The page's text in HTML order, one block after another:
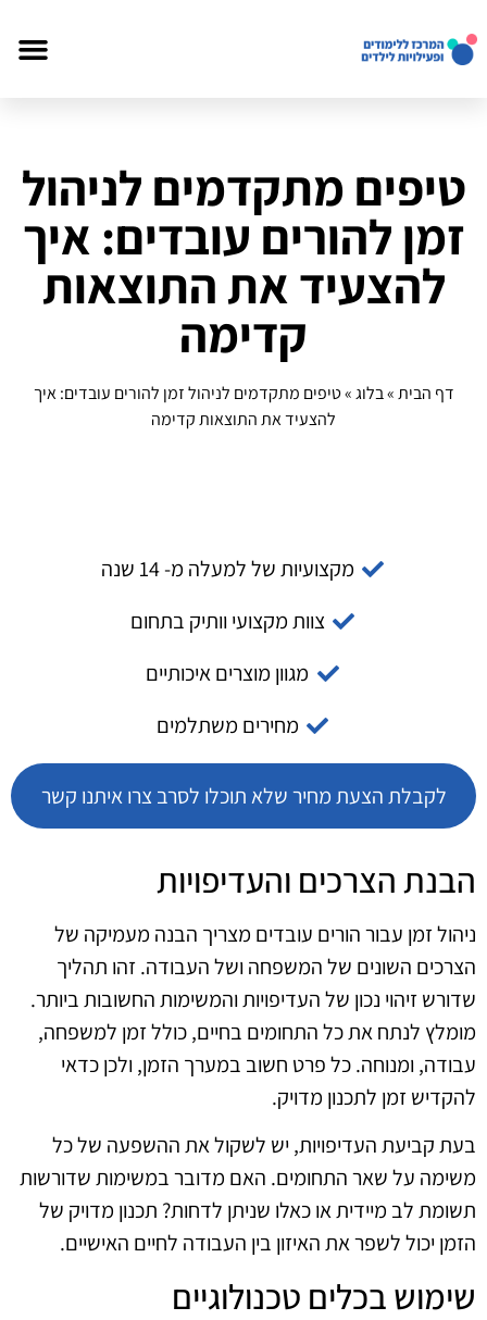
טיפים מתקדמים לניהול
זמן להורים עובדים: איך
להצעיד את התוצאות
קדימה
דף הבית»בלוג»טיפים מתקדמים לניהול זמן להורים עובדים: איך
להצעיד את התוצאות קדימה
מקצועיות של למעלה מ- 14 שנה
צוות מקצועי וותיק בתחום
מגוון מוצרים איכותיים
מחירים משתלמים
לקבלת הצעת מחיר שלא תוכלו לסרב צרו איתנו קשר
הבנת הצרכים והעדיפויות
ניהול זמן עבור הורים עובדים מצריך הבנה מעמיקה של
הצרכים השונים של המשפחה ושל העבודה. זהו תהליך
שדורש זיהוי נכון של העדיפויות והמשימות החשובות ביותר.
מומלץ לנתח את כל התחומים בחיים, כולל זמן למשפחה,
עבודה, ומנוחה. כל פרט חשוב במערך הזמן, ולכן כדאי
להקדיש זמן לתכנון מדויק.
בעת קביעת העדיפויות, יש לשקול את ההשפעה של כל
משימה על שאר התחומים. האם מדובר במשימות שדורשות
תשומת לב מיידית או כאלו שניתן לדחות? תכנון מדויק של
הזמן יכול לשפר את האיזון בין העבודה לחיים האישיים.
שימוש בכלים טכנולוגיים